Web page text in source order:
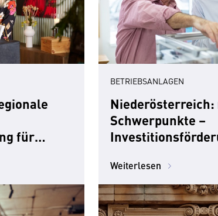
für
BETRIEBSANLAGEN
Niederösterreich:
Schwerpunkte –
Weiterlesen